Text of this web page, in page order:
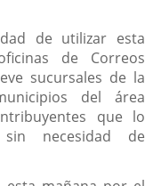
de utilizar esta
de Correos
sucursales de la
del área
que lo
necesidad de